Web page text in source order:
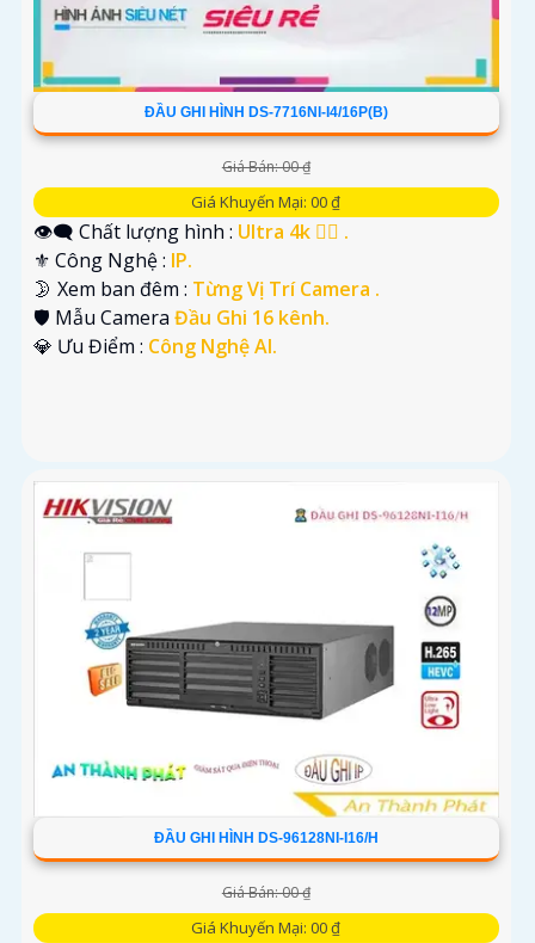
ĐẦU GHI HÌNH DS-7716NI-I4/16P(B)
Giá Bán: 00 ₫
Giá Khuyến Mại: 00 ₫
👁️‍🗨 Chất lượng hình : Ultra 4k 👍🏾 .
⚜️ Công Nghệ : IP.
🌛 Xem ban đêm : Từng Vị Trí Camera .
🛡 Mẫu Camera Đầu Ghi 16 kênh.
️💎 Ưu Điểm : Công Nghệ AI.
ĐẦU GHI HÌNH DS-96128NI-I16/H
Giá Bán: 00 ₫
Giá Khuyến Mại: 00 ₫